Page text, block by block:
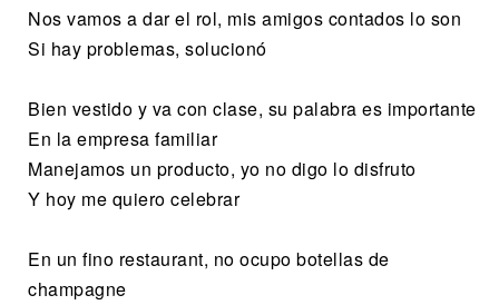
Nos vamos a dar el rol, mis amigos contados lo son
Si hay problemas, solucionó
Bien vestido y va con clase, su palabra es importante
En la empresa familiar
Manejamos un producto, yo no digo lo disfruto
Y hoy me quiero celebrar
En un fino restaurant, no ocupo botellas de
champagne